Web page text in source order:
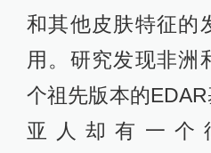
和其他皮肤特征的
用。研究发现非洲
个祖先版本的
亚人却有一个